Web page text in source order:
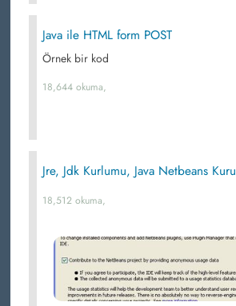
Java ile HTML form POST
Örnek bir kod
18,644 okuma,
Jre, Jdk Kurlumu, Java Netbeans
18,512 okuma,